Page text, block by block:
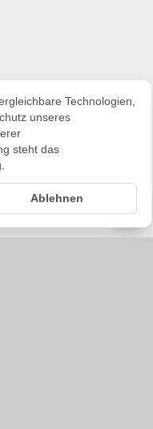
Technologien,
unseres
steht das
Ablehnen